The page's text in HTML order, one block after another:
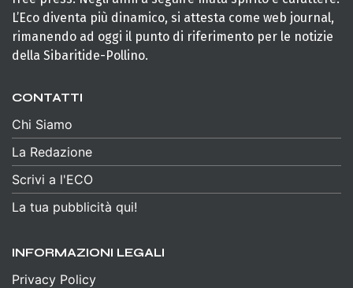
L’Eco diventa più dinamico, si attesta come web journal,
rimanendo ad oggi il punto di riferimento per le notizie
della Sibaritide-Pollino.
CONTATTI
Chi Siamo
La Redazione
Scrivi a l'ECO
La tua pubblicità qui!
INFORMAZIONI LEGALI
Privacy Policy